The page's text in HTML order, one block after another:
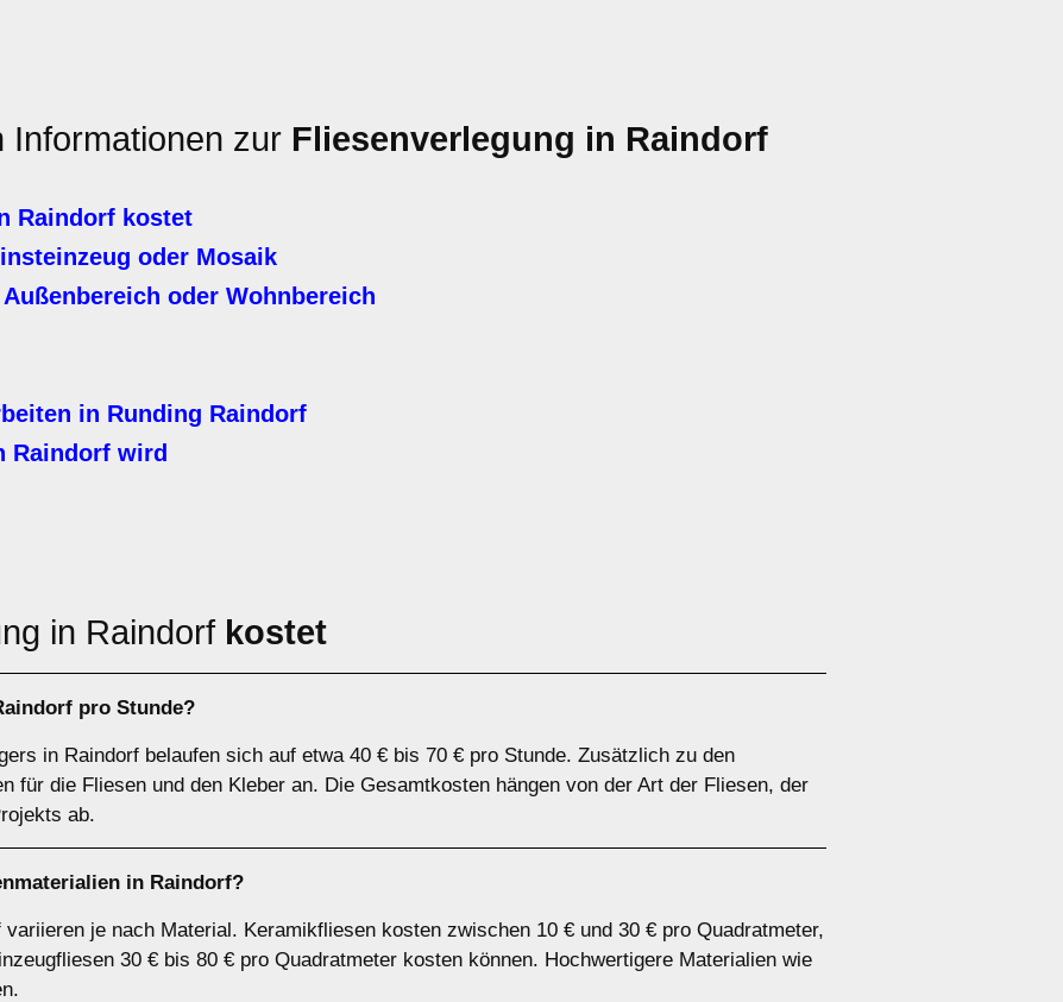
Informationen zur Fliesenverlegung in Raindorf
Raindorf kostet
oder Mosaik
oder Wohnbereich
in Runding Raindorf
Raindorf wird
in Raindorf kostet
pro Stunde?
in Raindorf belaufen sich auf etwa 40 € bis 70 € pro Stunde. Zusätzlich zu den
für die Fliesen und den Kleber an. Die Gesamtkosten hängen von der Art der Fliesen, der
ab.
in Raindorf?
je nach Material. Keramikfliesen kosten zwischen 10 € und 30 € pro Quadratmeter,
30 € bis 80 € pro Quadratmeter kosten können. Hochwertigere Materialien wie